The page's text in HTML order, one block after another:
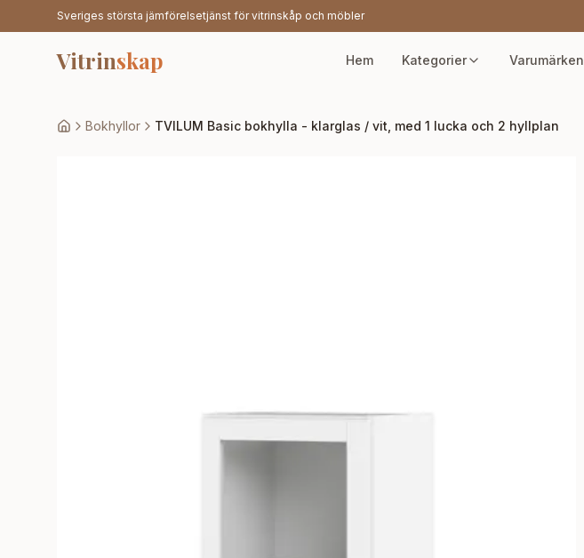
Sveriges största jämförelsetjänst för vitrinskåp och möbler
Vitrinskap Hem Kategorier Varumärken
Bokhyllor TVILUM Basic bokhylla - klarglas / vit, med 1 lucka och 2 hyllplan